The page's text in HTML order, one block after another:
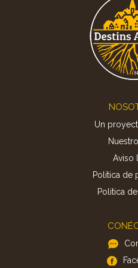
Un
Aviso
Política de
Politica